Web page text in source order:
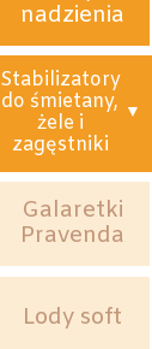
nadzienia
Stabilizatory
do śmietany,
żele i
zagęstniki
Galaretki
Pravenda
Lody soft